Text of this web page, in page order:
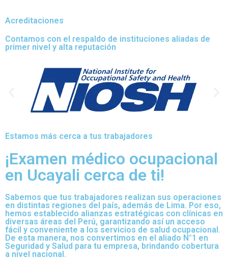
Acreditaciones
Contamos con el respaldo de instituciones aliadas de
primer nivel y alta reputación
Estamos más cerca a tus trabajadores
¡Examen médico ocupacional
en Ucayali cerca de ti!
Sabemos que tus trabajadores realizan sus operaciones
en distintas regiones del país, además de Lima. Por eso,
hemos establecido alianzas estratégicas con clínicas en
diversas áreas del Perú, garantizando así un acceso
fácil y conveniente a los servicios de salud ocupacional.
De esta manera, nos convertimos en el aliado N°1 en
Seguridad y Salud para tu empresa, brindando cobertura
a nivel nacional.